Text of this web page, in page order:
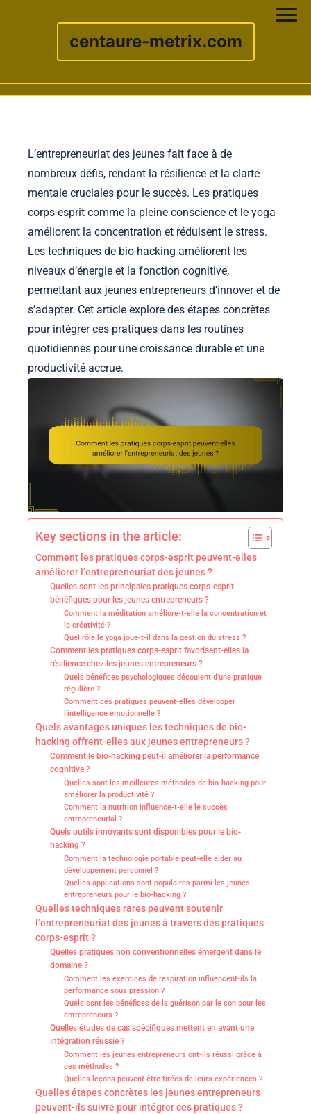
centaure-metrix.com
L’entrepreneuriat des jeunes fait face à de
nombreux défis, rendant la résilience et la clarté
mentale cruciales pour le succès. Les pratiques
corps-esprit comme la pleine conscience et le yoga
améliorent la concentration et réduisent le stress.
Les techniques de bio-hacking améliorent les
niveaux d’énergie et la fonction cognitive,
permettant aux jeunes entrepreneurs d’innover et de
s’adapter. Cet article explore des étapes concrètes
pour intégrer ces pratiques dans les routines
quotidiennes pour une croissance durable et une
productivité accrue.
Key sections in the article:
Comment les pratiques corps-esprit peuvent-elles
améliorer l’entrepreneuriat des jeunes ?
Quelles sont les principales pratiques corps-esprit
bénéfiques pour les jeunes entrepreneurs ?
Comment la méditation améliore-t-elle la concentration et
la créativité ?
Quel rôle le yoga joue-t-il dans la gestion du stress ?
Comment les pratiques corps-esprit favorisent-elles la
résilience chez les jeunes entrepreneurs ?
Quels bénéfices psychologiques découlent d’une pratique
régulière ?
Comment ces pratiques peuvent-elles développer
l’intelligence émotionnelle ?
Quels avantages uniques les techniques de bio-
hacking offrent-elles aux jeunes entrepreneurs ?
Comment le bio-hacking peut-il améliorer la performance
cognitive ?
Quelles sont les meilleures méthodes de bio-hacking pour
améliorer la productivité ?
Comment la nutrition influence-t-elle le succès
entrepreneurial ?
Quels outils innovants sont disponibles pour le bio-
hacking ?
Comment la technologie portable peut-elle aider au
développement personnel ?
Quelles applications sont populaires parmi les jeunes
entrepreneurs pour le bio-hacking ?
Quelles techniques rares peuvent soutenir
l’entrepreneuriat des jeunes à travers des pratiques
corps-esprit ?
Quelles pratiques non conventionnelles émergent dans le
domaine ?
Comment les exercices de respiration influencent-ils la
performance sous pression ?
Quels sont les bénéfices de la guérison par le son pour les
entrepreneurs ?
Quelles études de cas spécifiques mettent en avant une
intégration réussie ?
Comment les jeunes entrepreneurs ont-ils réussi grâce à
ces méthodes ?
Quelles leçons peuvent être tirées de leurs expériences ?
Quelles étapes concrètes les jeunes entrepreneurs
peuvent-ils suivre pour intégrer ces pratiques ?